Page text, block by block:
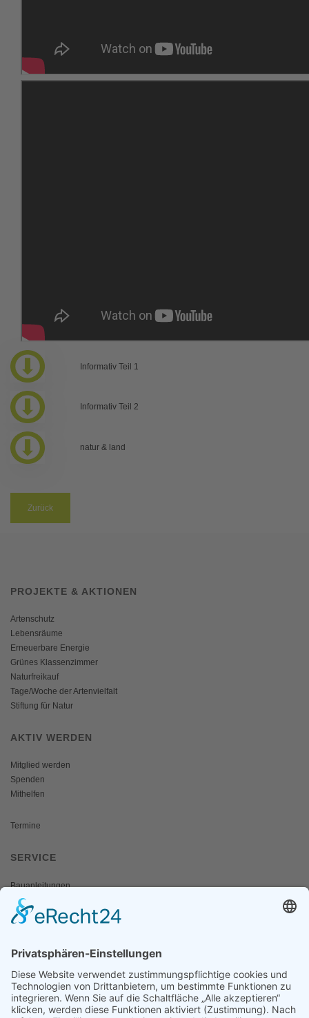
Informativ Teil 1
Informativ Teil 2
natur & land
Zurück
PROJEKTE & AKTIONEN
Artenschutz
Lebensräume
Erneuerbare Energie
Grünes Klassenzimmer
Naturfreikauf
Tage/Woche der Artenvielfalt
Stiftung für Natur
AKTIV WERDEN
Mitglied werden
Spenden
Mithelfen
Termine
SERVICE
Bauanleitungen
Schulangebote
Shop
MEDIEN & PRESSE
Informationsfalter
Informativ